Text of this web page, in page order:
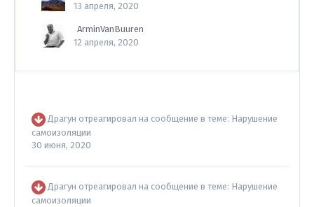
13 апреля, 2020
ArminVanBuuren
12 апреля, 2020
Драгун отреагировал на сообщение в теме: Нарушение
самоизоляции
30 июня, 2020
Драгун отреагировал на сообщение в теме: Нарушение
самоизоляции